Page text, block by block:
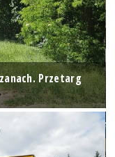
Przetarg